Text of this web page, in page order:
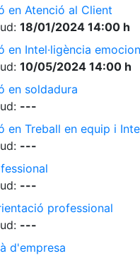
en Atenció al Client
18/01/2024 14:00 h
Intel·ligència
10/05/2024 14:00 h
en soldadura
---
Treball en equip i
---
---
professional
---
d'empresa